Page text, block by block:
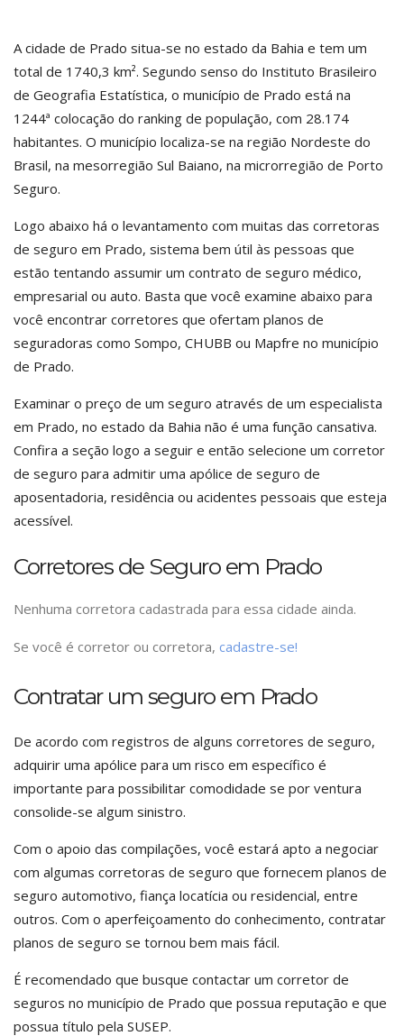
A cidade de Prado situa-se no estado da Bahia e tem um
total de 1740,3 km². Segundo senso do Instituto Brasileiro
de Geografia Estatística, o município de Prado está na
1244ª colocação do ranking de população, com 28.174
habitantes. O município localiza-se na região Nordeste do
Brasil, na mesorregião Sul Baiano, na microrregião de Porto
Seguro.
Logo abaixo há o levantamento com muitas das corretoras
de seguro em Prado, sistema bem útil às pessoas que
estão tentando assumir um contrato de seguro médico,
empresarial ou auto. Basta que você examine abaixo para
você encontrar corretores que ofertam planos de
seguradoras como Sompo, CHUBB ou Mapfre no município
de Prado.
Examinar o preço de um seguro através de um especialista
em Prado, no estado da Bahia não é uma função cansativa.
Confira a seção logo a seguir e então selecione um corretor
de seguro para admitir uma apólice de seguro de
aposentadoria, residência ou acidentes pessoais que esteja
acessível.
Corretores de Seguro em Prado
Nenhuma corretora cadastrada para essa cidade ainda.
Se você é corretor ou corretora, cadastre-se!
Contratar um seguro em Prado
De acordo com registros de alguns corretores de seguro,
adquirir uma apólice para um risco em específico é
importante para possibilitar comodidade se por ventura
consolide-se algum sinistro.
Com o apoio das compilações, você estará apto a negociar
com algumas corretoras de seguro que fornecem planos de
seguro automotivo, fiança locatícia ou residencial, entre
outros. Com o aperfeiçoamento do conhecimento, contratar
planos de seguro se tornou bem mais fácil.
É recomendado que busque contactar um corretor de
seguros no município de Prado que possua reputação e que
possua título pela SUSEP.